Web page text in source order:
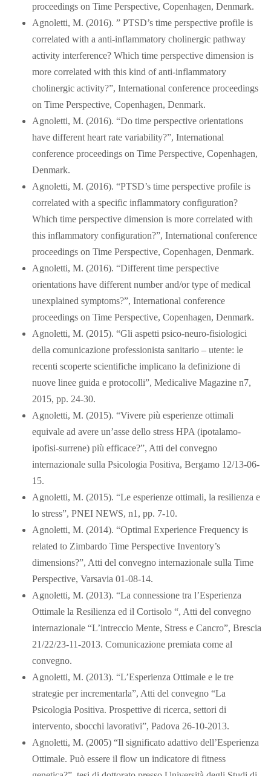
proceedings on Time Perspective, Copenhagen, Denmark.
Agnoletti, M. (2016). ” PTSD’s time perspective profile is
correlated with a anti-inflammatory cholinergic pathway
activity interference? Which time perspective dimension is
more correlated with this kind of anti-inflammatory
cholinergic activity?”, International conference proceedings
on Time Perspective, Copenhagen, Denmark.
Agnoletti, M. (2016). “Do time perspective orientations
have different heart rate variability?”, International
conference proceedings on Time Perspective, Copenhagen,
Denmark.
Agnoletti, M. (2016). “PTSD’s time perspective profile is
correlated with a specific inflammatory configuration?
Which time perspective dimension is more correlated with
this inflammatory configuration?”, International conference
proceedings on Time Perspective, Copenhagen, Denmark.
Agnoletti, M. (2016). “Different time perspective
orientations have different number and/or type of medical
unexplained symptoms?”, International conference
proceedings on Time Perspective, Copenhagen, Denmark.
Agnoletti, M. (2015). “Gli aspetti psico-neuro-fisiologici
della comunicazione professionista sanitario – utente: le
recenti scoperte scientifiche implicano la definizione di
nuove linee guida e protocolli”, Medicalive Magazine n7,
2015, pp. 24-30.
Agnoletti, M. (2015). “Vivere più esperienze ottimali
equivale ad avere un’asse dello stress HPA (ipotalamo-
ipofisi-surrene) più efficace?”, Atti del convegno
internazionale sulla Psicologia Positiva, Bergamo 12/13-06-
15.
Agnoletti, M. (2015). “Le esperienze ottimali, la resilienza e
lo stress”, PNEI NEWS, n1, pp. 7-10.
Agnoletti, M. (2014). “Optimal Experience Frequency is
related to Zimbardo Time Perspective Inventory’s
dimensions?”, Atti del convegno internazionale sulla Time
Perspective, Varsavia 01-08-14.
Agnoletti, M. (2013). “La connessione tra l’Esperienza
Ottimale la Resilienza ed il Cortisolo “, Atti del convegno
internazionale “L’intreccio Mente, Stress e Cancro”, Brescia
21/22/23-11-2013. Comunicazione premiata come al
convegno.
Agnoletti, M. (2013). “L’Esperienza Ottimale e le tre
strategie per incrementarla”, Atti del convegno “La
Psicologia Positiva. Prospettive di ricerca, settori di
intervento, sbocchi lavorativi”, Padova 26-10-2013.
Agnoletti, M. (2005) “Il significato adattivo dell’Esperienza
Ottimale. Può essere il flow un indicatore di fitness